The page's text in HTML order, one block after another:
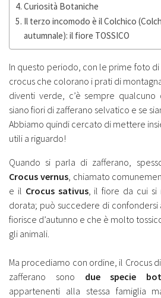
Curiosità Botaniche
Il terzo incomodo è il Colchico
autumnale): il fiore TOSSICO
In questo periodo, con le prime foto
crocus che colorano i prati di
diventi verde, c’è sempre
siano fiori di zafferano selvatico e se
Abbiamo quindi cercato di mettere
utili a riguardo!
Quando si parla di zafferano,
Crocus vernus, chiamato
e il Crocus sativus, il fiore da cui si
dorata; può succedere di
fiorisce d’autunno e che è molto
gli animali.
Ma procediamo con ordine, il Crocus
zafferano sono due specie
appartenenti alla stessa famiglia